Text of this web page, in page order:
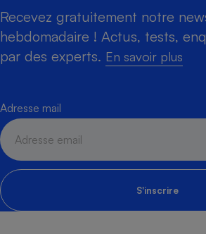
Recevez gratuitement notre
hebdomadaire ! Actus, tests,
par des experts. En savoir plus
Adresse mail
S'inscrire